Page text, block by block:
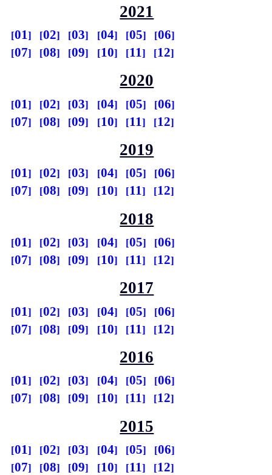
2021
01 02 03 04 05
06
07
08 09 10 11 12
2020
01 02 03 04 05
06
07
08 09 10 11 12
2019
01 02 03 04 05
06
07
08 09 10 11 12
2018
01 02 03 04 05
06
07
08 09 10 11 12
2017
01 02 03 04 05
06
07
08 09 10 11 12
2016
01 02 03 04 05
06
07
08 09 10 11 12
2015
01 02 03 04 05
06
07
08 09 10 11 12